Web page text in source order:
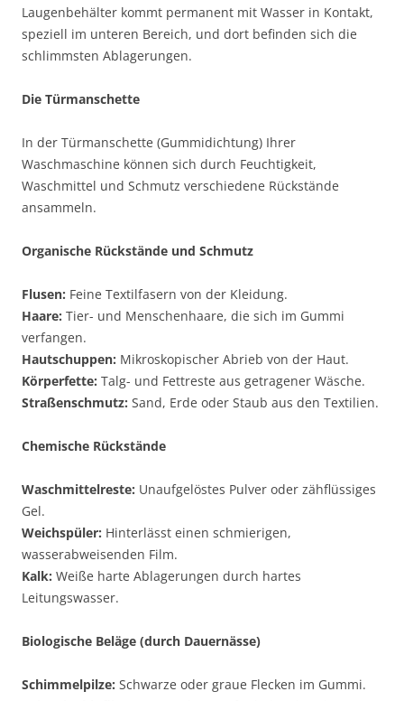
Laugenbehälter kommt permanent mit Wasser in Kontakt,
speziell im unteren Bereich, und dort befinden sich die
schlimmsten Ablagerungen.
Die Türmanschette
In der Türmanschette (Gummidichtung) Ihrer
Waschmaschine können sich durch Feuchtigkeit,
Waschmittel und Schmutz verschiedene Rückstände
ansammeln.
Organische Rückstände und Schmutz
Flusen: Feine Textilfasern von der Kleidung.
Haare: Tier- und Menschenhaare, die sich im Gummi
verfangen.
Hautschuppen: Mikroskopischer Abrieb von der Haut.
Körperfette: Talg- und Fettreste aus getragener Wäsche.
Straßenschmutz: Sand, Erde oder Staub aus den Textilien.
Chemische Rückstände
Waschmittelreste: Unaufgelöstes Pulver oder zähflüssiges
Gel.
Weichspüler: Hinterlässt einen schmierigen,
wasserabweisenden Film.
Kalk: Weiße harte Ablagerungen durch hartes
Leitungswasser.
Biologische Beläge (durch Dauernässe)
Schimmelpilze: Schwarze oder graue Flecken im Gummi.